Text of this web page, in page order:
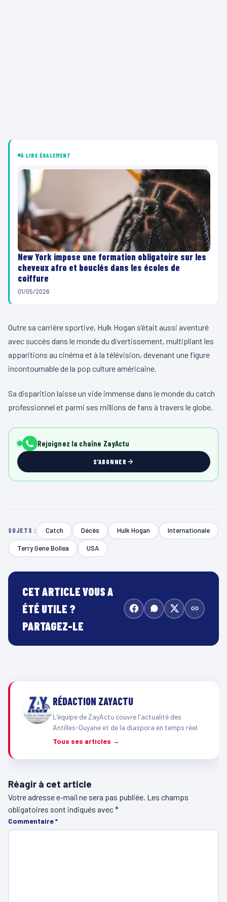
À LIRE ÉGALEMENT
New York impose une formation obligatoire sur les
cheveux afro et bouclés dans les écoles de
coiffure
01/05/2026
Outre sa carrière sportive, Hulk Hogan s’était aussi aventuré
avec succès dans le monde du divertissement, multipliant les
apparitions au cinéma et à la télévision, devenant une figure
incontournable de la pop culture américaine.
Sa disparition laisse un vide immense dans le monde du catch
professionnel et parmi ses millions de fans à travers le globe.
Rejoignez la chaîne ZayActu
S'ABONNER
SUJETS : Catch Décès Hulk Hogan Internationale
Terry Gene Bollea USA
CET ARTICLE VOUS A
ÉTÉ UTILE ?
PARTAGEZ-LE
RÉDACTION ZAYACTU
L'équipe de ZayActu couvre l'actualité des
Antilles-Guyane et de la diaspora en temps réel.
Tous ses articles →
Réagir à cet article
Votre adresse e-mail ne sera pas publiée. Les champs
obligatoires sont indiqués avec*
Commentaire*